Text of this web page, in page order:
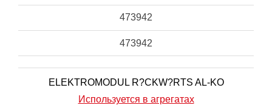
473942
473942
ELEKTROMODUL R?CKW?RTS AL-KO
Используется в агрегатах